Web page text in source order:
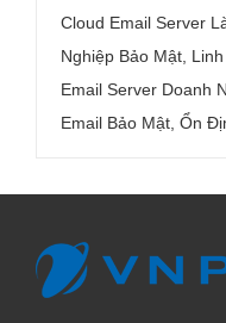
Cloud Email Server
Nghiệp Bảo Mật,
Email Server Doanh
Email Bảo Mật, Ổn